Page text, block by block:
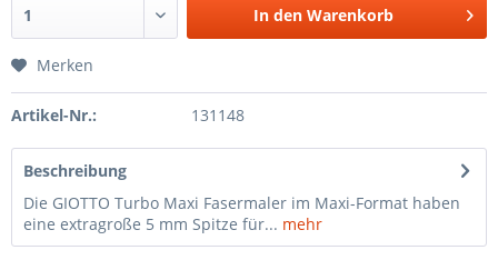
In den Warenkorb
Merken
Artikel-Nr.: 131148
Beschreibung
Die GIOTTO Turbo Maxi Fasermaler im Maxi-Format haben
eine extragroße 5 mm Spitze für... mehr